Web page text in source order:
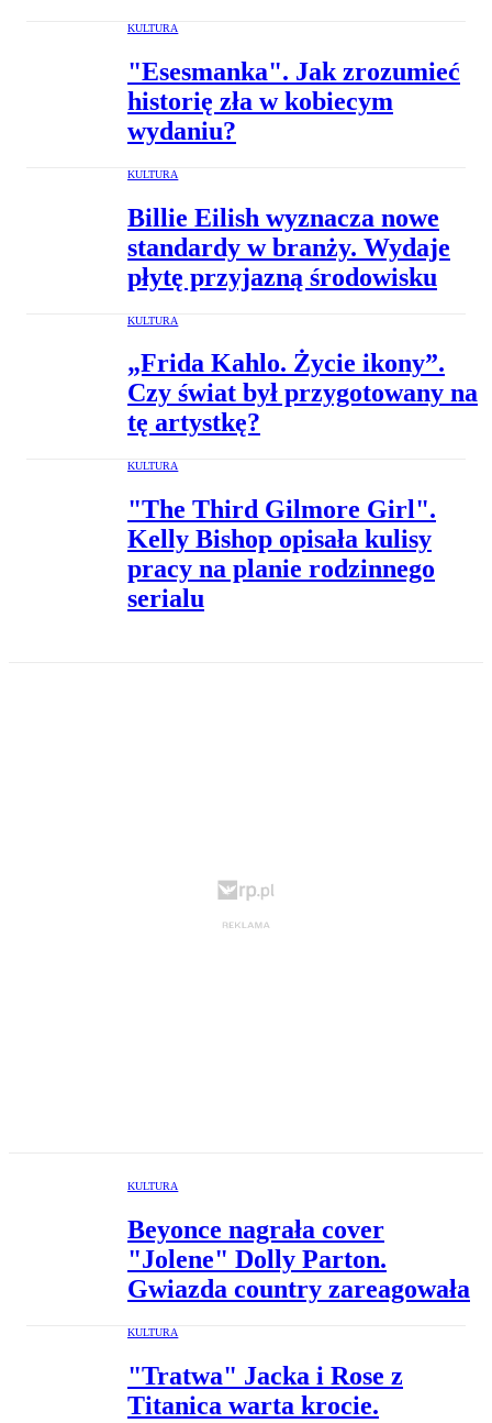
KULTURA
"Esesmanka". Jak zrozumieć
historię zła w kobiecym
wydaniu?
KULTURA
Billie Eilish wyznacza nowe
standardy w branży. Wydaje
płytę przyjazną środowisku
KULTURA
„Frida Kahlo. Życie ikony”.
Czy świat był przygotowany na
tę artystkę?
KULTURA
"The Third Gilmore Girl".
Kelly Bishop opisała kulisy
pracy na planie rodzinnego
serialu
KULTURA
Beyonce nagrała cover
"Jolene" Dolly Parton.
Gwiazda country zareagowała
KULTURA
"Tratwa" Jacka i Rose z
Titanica warta krocie.